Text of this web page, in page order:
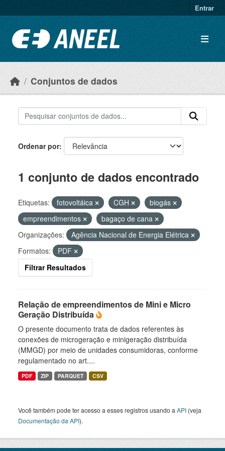
Entrar
Conjuntos de dados
Ordenar por
1 conjunto de dados encontrado
Etiquetas: fotovoltáica CGH
biogás
empreendimentos
bagaço de cana
Organizações:
Agência Nacional de Energia Elétrica
Formatos:
PDF
Filtrar Resultados
Relação de empreendimentos de Mini e Micro
Geração Distribuída
O presente documento trata de dados referentes às
conexões de microgeração e minigeração distribuída
(MMGD) por meio de unidades consumidoras, conforme
regulamentado no art....
PDF ZIP PARQUET CSV
Você também pode ter acesso a esses registros usando a API (veja
Documentação da API).